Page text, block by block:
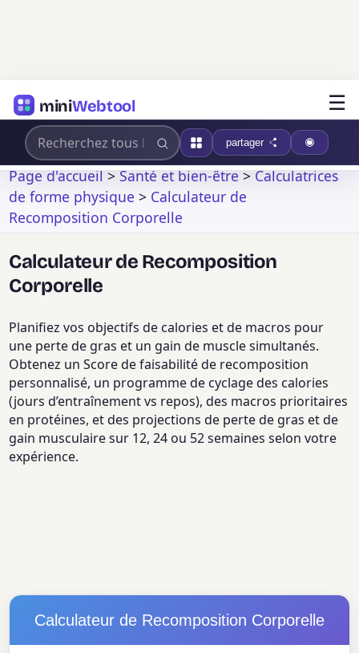
miniWebtool ☰
partager
Page d'accueil>Santé et bien-être>Calculatrices
de forme physique > Calculateur de
Recomposition Corporelle
Calculateur de Recomposition
Corporelle
Planifiez vos objectifs de calories et de macros pour
une perte de gras et un gain de muscle simultanés.
Obtenez un Score de faisabilité de recomposition
personnalisé, un programme de cyclage des calories
(jours d’entraînement vs repos), des macros prioritaires
en protéines, et des projections de perte de gras et de
gain musculaire sur 12, 24 ou 52 semaines selon votre
expérience.
Calculateur de Recomposition Corporelle